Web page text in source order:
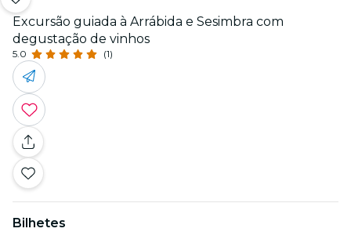
Excursão guiada à Arrábida e Sesimbra com
degustação de vinhos
5.0 (1)
Bilhetes